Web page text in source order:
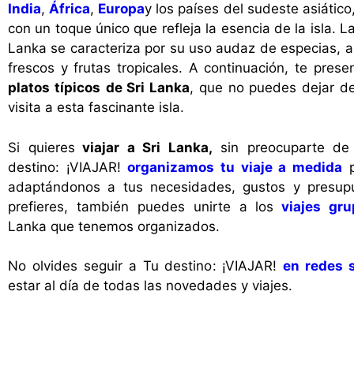
India,África, Europay los países del sudeste
con un toque único que refleja la esencia de la isla.
Lanka se caracteriza por su uso audaz de especias,
frescos y frutas tropicales. A continuación, te
platos típicos de Sri Lanka, que no puedes dejar
visita a esta fascinante isla.
Si quieres viajar a Sri Lanka, sin preocuparte
destino: ¡VIAJAR!organizamos tu viaje a medida
adaptándonos a tus necesidades, gustos y
prefieres, también puedes unirte a los viajes
Lanka que tenemos organizados.
No olvides seguir a Tu destino: ¡VIAJAR!en redes
estar al día de todas las novedades y viajes.